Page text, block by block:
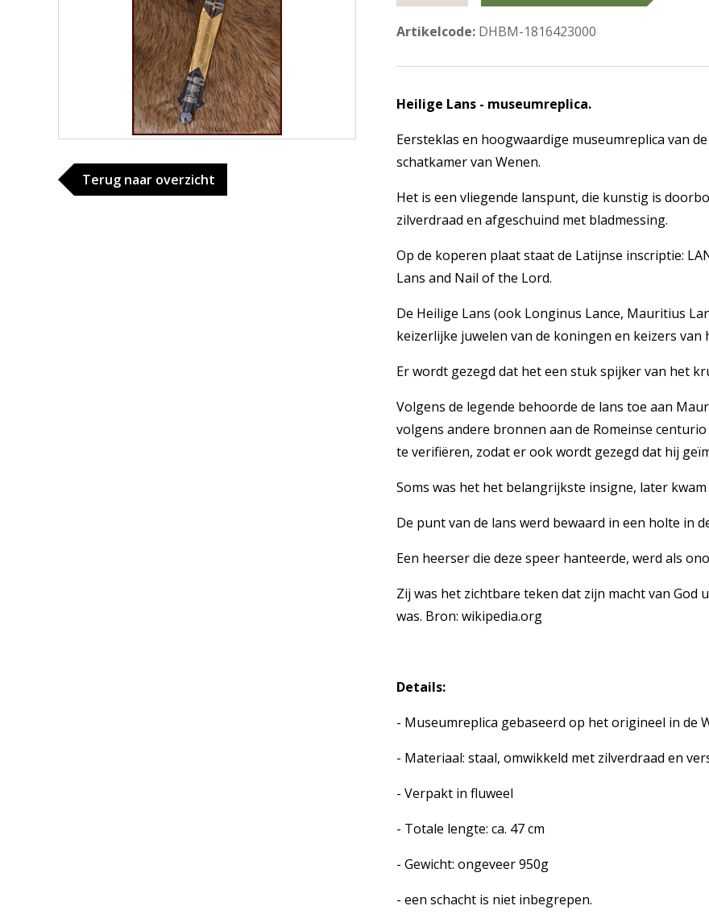
Terug naar overzicht
Artikelcode:DHBM-1816423000
Heilige Lans - museumreplica.
Eersteklas en hoogwaardige museumreplica van
schatkamer van Wenen.
Het is een vliegende lanspunt, die kunstig is
zilverdraad en afgeschuind met bladmessing.
Op de koperen plaat staat de Latijnse inscriptie:
Lans and Nail of the Lord.
De Heilige Lans (ook Longinus Lance, Mauritius
keizerlijke juwelen van de koningen en keizers van
Er wordt gezegd dat het een stuk spijker van het
Volgens de legende behoorde de lans toe aan
volgens andere bronnen aan de Romeinse
te verifiëren, zodat er ook wordt gezegd dat hij
Soms was het het belangrijkste insigne, later
De punt van de lans werd bewaard in een holte in
Een heerser die deze speer hanteerde, werd als
Zij was het zichtbare teken dat zijn macht van
was. Bron: wikipedia.org
Details:
- Museumreplica gebaseerd op het origineel in de
- Materiaal: staal, omwikkeld met zilverdraad en
- Verpakt in fluweel
- Totale lengte: ca. 47 cm
- Gewicht: ongeveer 950g
- een schacht is niet inbegrepen.